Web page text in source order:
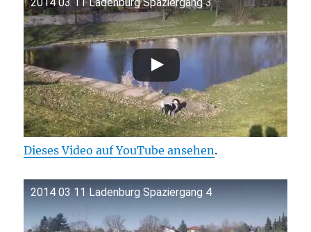
Dieses Video auf YouTube ansehen.
2014 03 11 Ladenburg Spaziergang 4